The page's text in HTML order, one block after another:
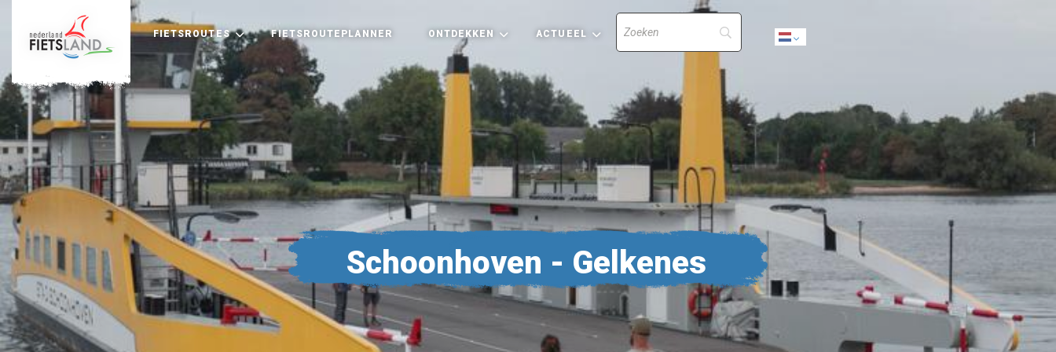
FIETSROUTES FIETSROUTEPLANNER ONTDEKKEN ACTUEEL
Dutch
Schoonhoven - Gelkenes
+